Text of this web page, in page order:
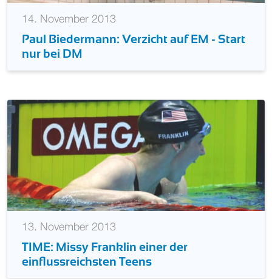
14. November 2013
Paul Biedermann: Verzicht auf EM - Start
nur bei DM
13. November 2013
TIME: Missy Franklin einer der
einflussreichsten Teens